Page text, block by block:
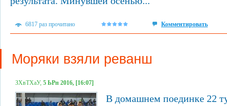
6817 раз прочитано Комментировать
Моряки взяли реванш
ЗХвТХаУ, 5 ЬРп 2016, [16:07]
В домашнем поединке 22